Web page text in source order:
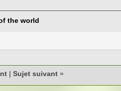
the world
| Sujet suivant»